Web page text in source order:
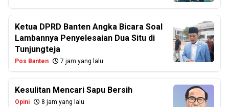
Ketua DPRD Banten Angka Bicara Soal
Lambannya Penyelesaian Dua Situ di
Tunjungteja
Pos Banten 7 jam yang lalu
Kesulitan Mencari Sapu Bersih
Opini 8 jam yang lalu